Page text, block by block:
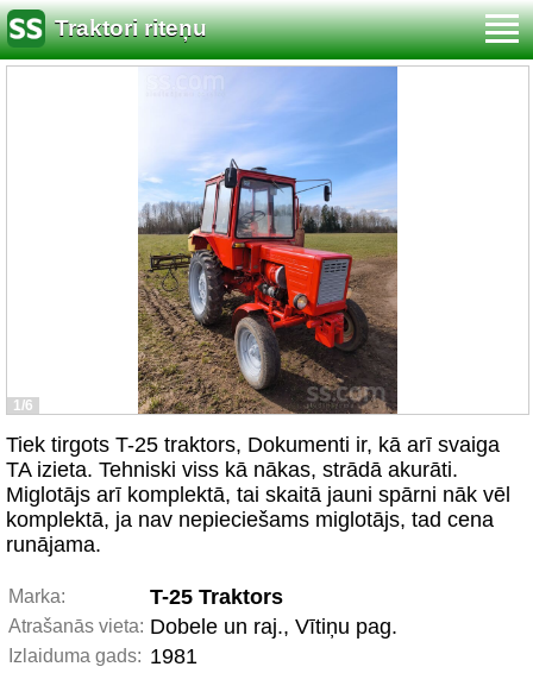
Traktori riteņu
1/6
Tiek tirgots T-25 traktors, Dokumenti ir, kā arī svaiga
TA izieta. Tehniski viss kā nākas, strādā akurāti.
Miglotājs arī komplektā, tai skaitā jauni spārni nāk vēl
komplektā, ja nav nepieciešams miglotājs, tad cena
runājama.
Marka: T-25 Traktors
Atrašanās vieta: Dobele un raj., Vītiņu pag.
Izlaiduma gads: 1981